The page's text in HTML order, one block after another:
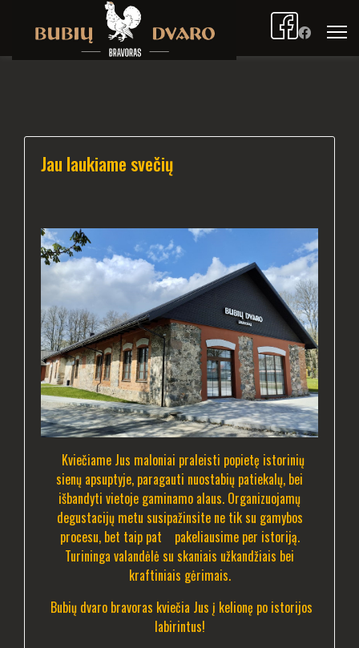
Jau laukiame svečių
Kviečiame Jus maloniai praleisti popietę istorinių
sienų apsuptyje, paragauti nuostabių patiekalų, bei
išbandyti vietoje gaminamo alaus. Organizuojamų
degustacijų metu susipažinsite ne tik su gamybos
procesu, bet taip pat pakeliausime per istoriją.
Turininga valandėlė su skaniais užkandžiais bei
kraftiniais gėrimais.
Bubių dvaro bravoras kviečia Jus į kelionę po istorijos
labirintus!